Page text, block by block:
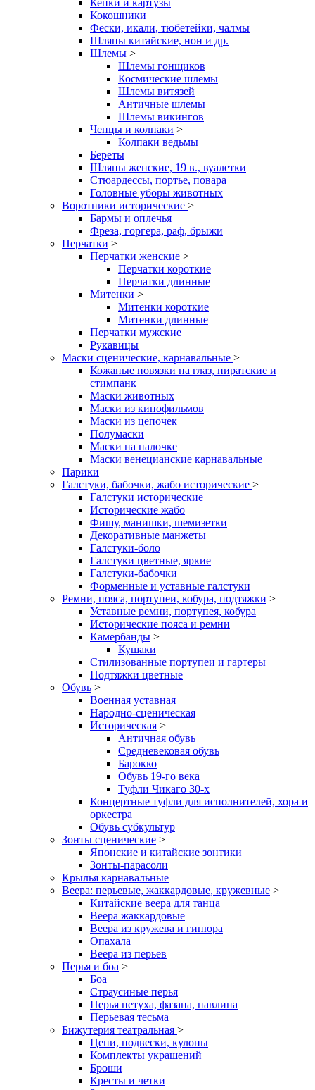
Кепки и картузы
Кокошники
Фески, икали, тюбетейки, чалмы
Шляпы китайские, нон и др.
Шлемы >
Шлемы гонщиков
Космические шлемы
Шлемы витязей
Античные шлемы
Шлемы викингов
Чепцы и колпаки >
Колпаки ведьмы
Береты
Шляпы женские, 19 в., вуалетки
Стюардессы, портье, повара
Головные уборы животных
Воротники исторические >
Бармы и оплечья
Фреза, горгера, раф, брыжи
Перчатки >
Перчатки женские >
Перчатки короткие
Перчатки длинные
Митенки >
Митенки короткие
Митенки длинные
Перчатки мужские
Рукавицы
Маски сценические, карнавальные >
Кожаные повязки на глаз, пиратские и
стимпанк
Маски животных
Маски из кинофильмов
Маски из цепочек
Полумаски
Маски на палочке
Маски венецианские карнавальные
Парики
Галстуки, бабочки, жабо исторические >
Галстуки исторические
Исторические жабо
Фишу, манишки, шемизетки
Декоративные манжеты
Галстуки-боло
Галстуки цветные, яркие
Галстуки-бабочки
Форменные и уставные галстуки
Ремни, пояса, портупеи, кобура, подтяжки >
Уставные ремни, портупея, кобура
Исторические пояса и ремни
Камербанды >
Кушаки
Стилизованные портупеи и гартеры
Подтяжки цветные
Обувь >
Военная уставная
Народно-сценическая
Историческая >
Античная обувь
Средневековая обувь
Барокко
Обувь 19-го века
Туфли Чикаго 30-х
Концертные туфли для исполнителей, хора и
оркестра
Обувь субкультур
Зонты сценические >
Японские и китайские зонтики
Зонты-парасоли
Крылья карнавальные
Веера: перьевые, жаккардовые, кружевные >
Китайские веера для танца
Веера жаккардовые
Веера из кружева и гипюра
Опахала
Веера из перьев
Перья и боа >
Боа
Страусиные перья
Перья петуха, фазана, павлина
Перьевая тесьма
Бижутерия театральная >
Цепи, подвески, кулоны
Комплекты украшений
Броши
Кресты и четки